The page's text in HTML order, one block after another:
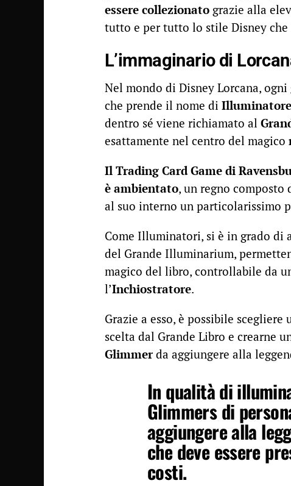
essere collezionato grazie alla
tutto e per tutto lo stile Disney
L’immaginario di
Nel mondo di Disney Lorcana,
che prende il nome di Illuminatore
dentro sé viene richiamato al
esattamente nel centro del magico
Il Trading Card Game di
è ambientato, un regno composto
al suo interno un particolarissimo
Come Illuminatori, si è in grado di
del Grande Illuminarium,
magico del libro, controllabile da
l’Inchiostratore.
Grazie a esso, è possibile
scelta dal Grande Libro e crearne
Glimmer da aggiungere alla
In qualità di
Glimmers di
aggiungere alla
che deve essere
costi.